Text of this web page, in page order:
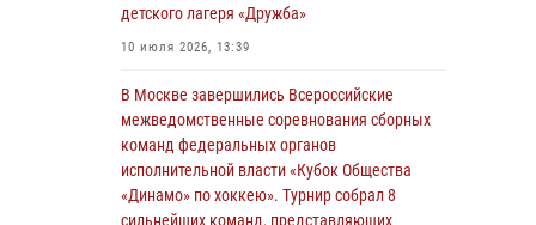
выезжали два раза на улицу Труда
31 июля 2026, 13:53
В Санкт-Петербурге прошел окружной этап
ежегодного Всероссийского конкурса
профессионального мастерства среди
сотрудников вневедомственной охраны
Росгвардии, Псковские Росгвардейцы
одержали победу
детского лагеря «Дружба»
10 июля 2026, 13:39
В Москве завершились Всероссийские
межведомственные соревнования сборных
команд федеральных органов
исполнительной власти «Кубок Общества
«Динамо» по хоккею». Турнир собрал 8
сильнейших команд, представляющих